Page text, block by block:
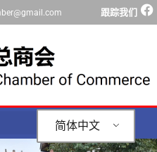
跟踪我们
简体中文